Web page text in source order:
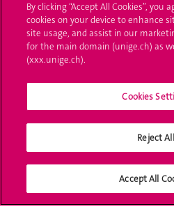
UNIGE Mobile
Médias
Offres d'emploi
Calendrier académique
Médias sociaux UNIGE
By clicking “Accept All Cookies”,
cookies on your device to enhance
site usage, and assist in our
for the main domain (unige.ch) as
(xxx.unige.ch).
Cookies
Reject All
Accept All